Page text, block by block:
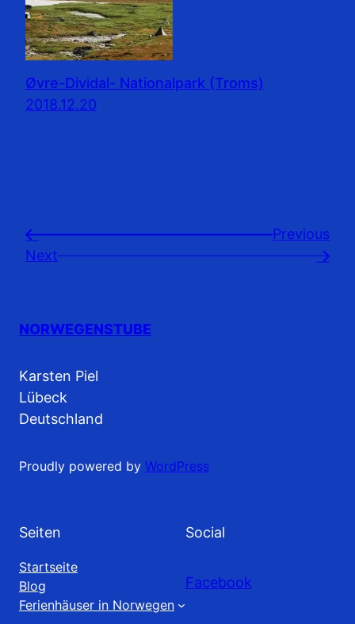
Øvre-Dividal- Nationalpark (Troms)
2018.12.20
←
Previousㅤ
Next
→
NORWEGENSTUBE
Karsten Piel
Lübeck
Deutschland
Proudly powered by WordPress
Seiten
Startseite
Blog
Ferienhäuser in Norwegen
Social
Facebook